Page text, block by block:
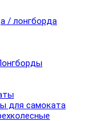
/ лонгборда
для самоката